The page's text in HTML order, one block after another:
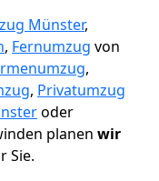
Münster,
, Fernumzug von
,
, Privatumzug
oder
planen wir
Sie.